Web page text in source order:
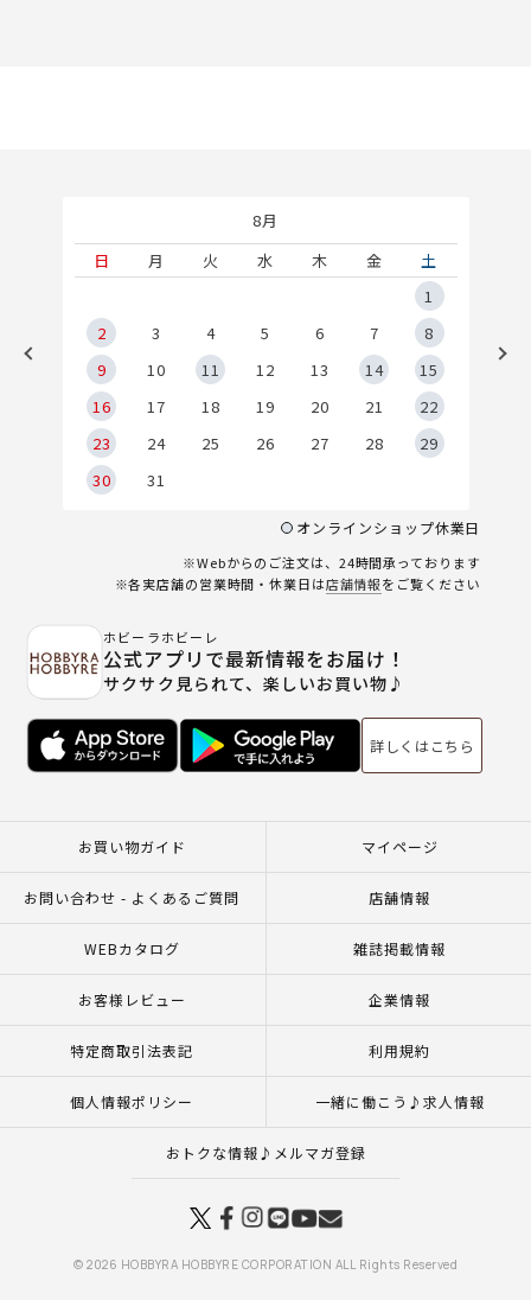
8月
日
月 火 水 木 金
土
1
2
3 4 5 6 7
8
9
10 11 12 13 14
15
16
17 18 19 20 21
22
23
24 25 26 27 28
29
30
31
オンラインショップ休業日
※Webからのご注文は、24時間承っております
※各実店舗の営業時間・休業日は店舗情報をご覧ください
ホビーラホビーレ
公式アプリで最新情報をお届け！
サクサク見られて、楽しいお買い物♪
詳しくはこちら
お買い物ガイド マイページ
お問い合わせ - よくあるご質問 店舗情報
WEBカタログ 雑誌掲載情報
お客様レビュー 企業情報
特定商取引法表記 利用規約
個人情報ポリシー 一緒に働こう♪求人情報
おトクな情報♪メルマガ登録
© 2026 HOBBYRA HOBBYRE CORPORATION ALL Rights Reserved